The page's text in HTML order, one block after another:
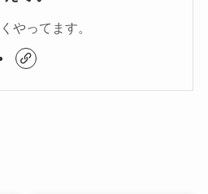
やってます。